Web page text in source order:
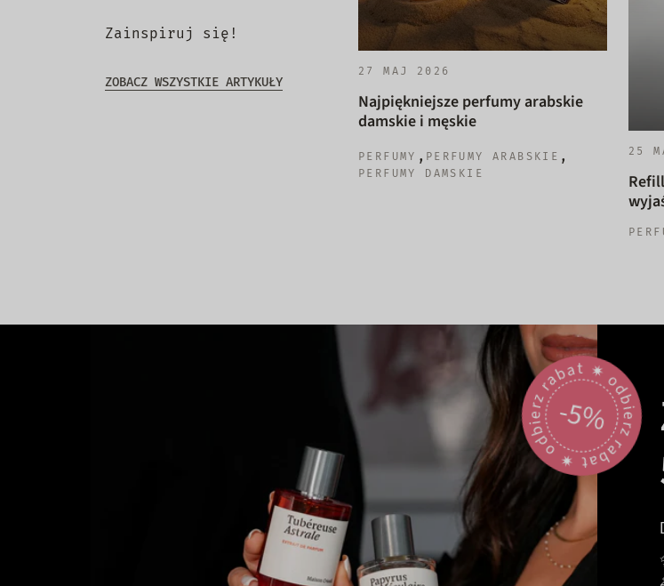
Zainspiruj się!
ZOBACZ WSZYSTKIE ARTYKUŁY
27 MAJ 2026
Najpiękniejsze perfumy arabskie
damskie i męskie
PERFUMY , PERFUMY ARABSKIE ,
PERFUMY DAMSKIE
25
odbierz rabat 🟎 odbierz rabat 🟎
-5%